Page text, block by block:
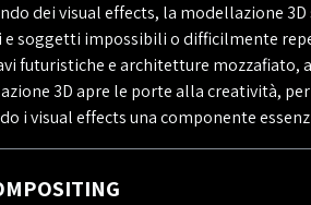
dei visual effects, la modellazione
soggetti impossibili o difficilmente
futuristiche e architetture mozzafiato,
3D apre le porte alla creatività,
i visual effects una componente